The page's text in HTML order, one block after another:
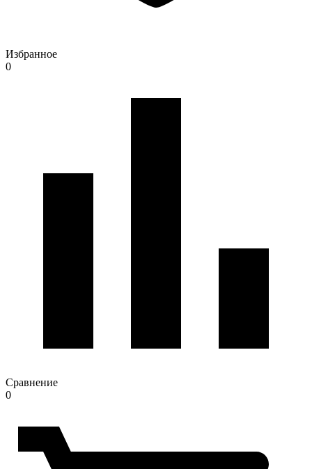
Избранное
0
Сравнение
0